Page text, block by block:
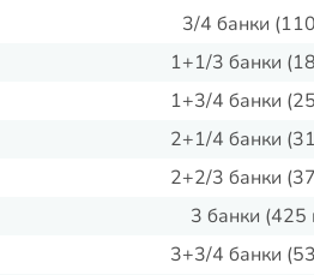
3/4 банки
1+1/3 банки
1+3/4 банки
2+1/4 банки
2+2/3 банки
3 банки (425
3+3/4 банки